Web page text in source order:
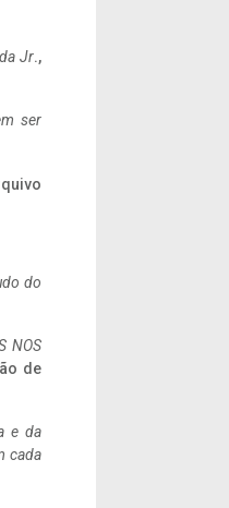
Jr.,
ser
do
NOS
de
e da
cada